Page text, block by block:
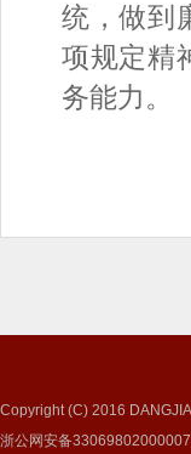
统，做到
项规定精
务能力。
Copyright (C) 2016
浙公网安备